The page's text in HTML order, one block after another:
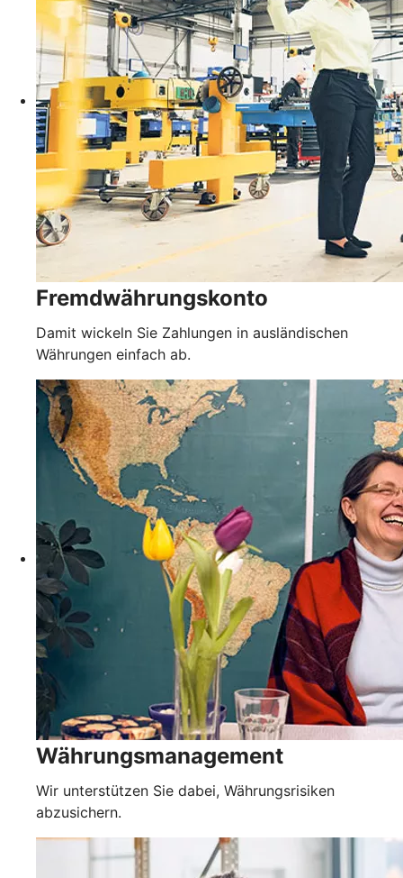
Fremdwährungskonto
Damit wickeln Sie Zahlungen in ausländischen
Währungen einfach ab.
Währungsmanagement
Wir unterstützen Sie dabei, Währungsrisiken
abzusichern.